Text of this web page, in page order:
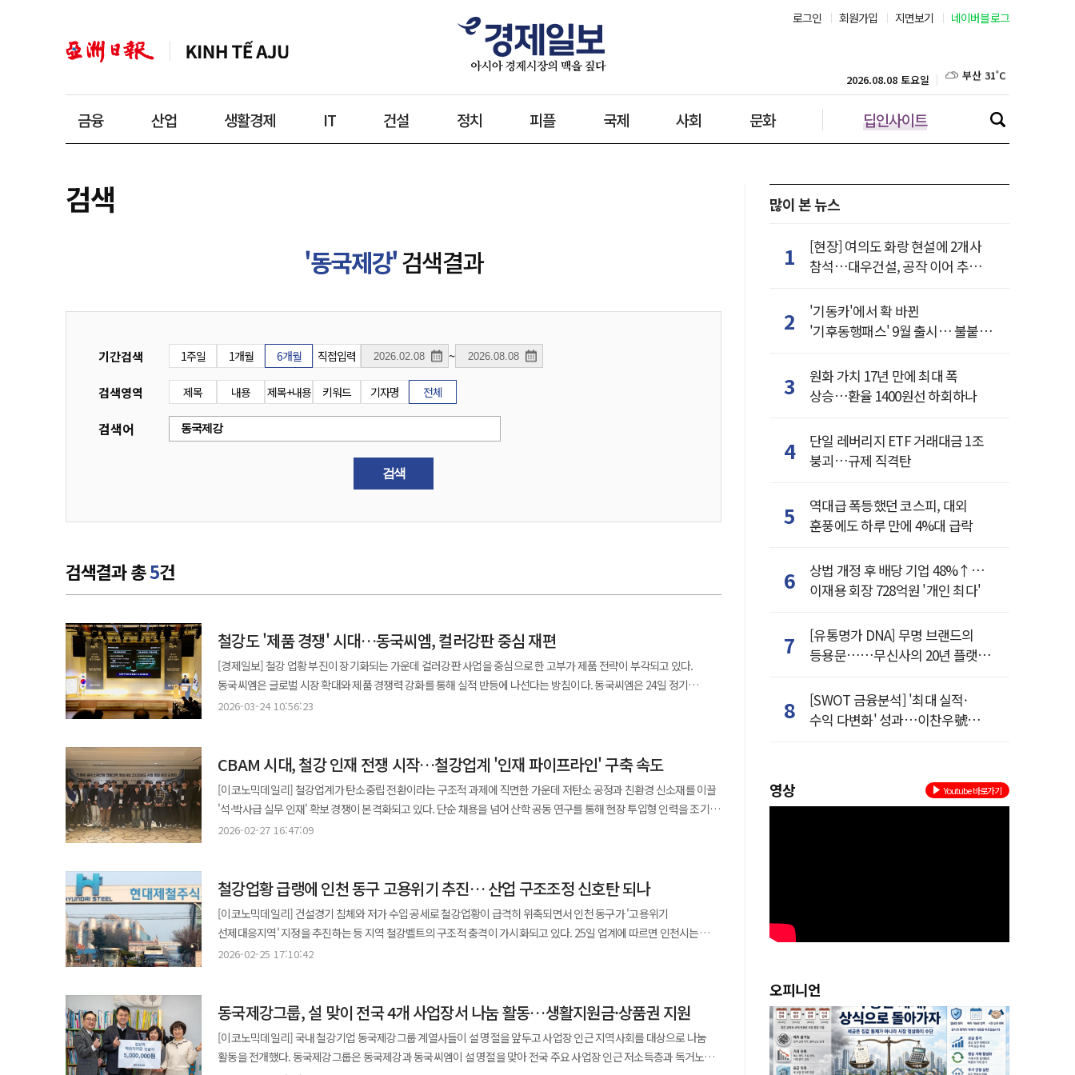
로그인 회원가입 지면보기 네이버블로그
금융 산업 생활경제 IT 건설 정치 피플 국제 사회 문화 딥인사이트
2026.08.08 토요일 대구 34˚C
인천 32˚C
울산 30˚C
검색
'동국제강'검색결과
기간검색 1주일 1개월 6개월 직접입력 ~
검색영역 제목 내용 제목+내용 키워드 기자명 전체
검색어
검색
검색결과 총5건
철강도 '제품 경쟁' 시대…동국씨엠, 컬러강판 중심 재편
[경제일보] 철강 업황 부진이 장기화되는 가운데 컬러강판 사업을 중심으로 한 고부가 제품 전략이 부각되고 있다.
동국씨엠은 글로벌 시장 확대와 제품 경쟁력 강화를 통해 실적 반등에 나선다는 방침이다. 동국씨엠은 24일 정기
주주총회를 열고 재무제표 승인과 사외이사 선임 등 주요 안건을 의결했다. 박상훈 대표는 주주 인사말에서 "통상
철강재 유입이 확대되면서 국내 철강사들의 수익성이 압박받는 상황이 이어지고 있다. 특히 컬러강판을 포함한 판재류
시장에서는 중국산 저가 제품 유입이 지속되면서 가격 경쟁이 한층 심화되고 있다. 글로벌 경기 둔화로 수요가 정체된
상황에서 공급은 늘어나면서 단순 물량 확대만으로는 수익성을 확보하기 어려운 구조가 형성되고 있기 때문이다. 이
같은 환경 속에서 철강사들은 범용 제품 중심의 가격 경쟁에서 벗어나 기능성과 디자인을 강화한 고부가 제품으로
전략을 전환하는 움직임을 보이고 있다. 컬러강판의 경우 건축용 외장재뿐 아니라 가전·자동차 등 다양한 산업에
분석이다. 이에 따라 판재류 시장은 '가격 경쟁'에서 '제품 경쟁'으로 무게 중심이 이동하는 흐름을 보이고 있다. 이 같은
환경 속에서 동국씨엠은 중장기 전략인 'DK 컬러 비전 2030'을 고도화하며 대응에 나섰다. 컬러강판 사업 경쟁력을
강화하는 동시에 글로벌 시장 확대를 통해 수익 구조를 개선하겠다는 전략이다. 동국씨엠은 유럽 지사에 이어 미국
휴스턴과 호주에 거점을 구축하며 해외 영업망을 확대하고 있다. 내수 의존도를 낮추고 성장성이 높은 해외 시장에서
업계에서는 철강 산업이 단순 범용 제품 중심에서 고부가 제품 중심으로 재편되고 있다는 분석이 나온다. 이에 따라
디자인과 기능성을 강화한 컬러강판과 같은 제품이 새로운 성장 영역으로 부상하고 있다. 동국씨엠은 실적 회복과 함께
주주가치 제고에도 나섰다. 회사는 주당 300원의 배당을 실시하고 향후 결산 배당 하한선을 설정하는 등 안정적 배당
2026-03-24 10:56:23
CBAM 시대, 철강 인재 전쟁 시작…철강업계 '인재 파이프라인' 구축 속도
[이코노믹데일리] 철강업계가 탄소중립 전환이라는 구조적 과제에 직면한 가운데 저탄소 공정과 친환경 신소재를 이끌
'석·박사급 실무 인재' 확보 경쟁이 본격화되고 있다. 단순 채용을 넘어 산학 공동 연구를 통해 현장 투입형 인력을 조기에
육성하려는 움직임이 뚜렷해지는 모습이다. 한국철강협회는 지난 26일 포항에서 '친환경 금속소재산업
산업의 저탄소 공정기술과 친환경 제품 개발을 담당할 석·박사급 R&D 인력 양성을 목표로 한다. 이번 행사에는 7개
참여 대학에서 선발된 대학원생 13명이 연구 성과를 발표했고 포스코·현대제철·동국제강·세아제강·고려제강 등 주요
철강기업 전문가들이 평가위원으로 참여했다. 단순 학술 발표를 넘어 기업 현직자들이 연구 계획 적정성, 산업 적용
가능성, 파급력 등을 기준으로 직접 피드백을 제공했다는 점이 특징이다. 철강업계가 이처럼 '현장 연계형 인재 육성'에
공을 들이는 배경에는 산업 구조 전환 압력이 자리한다. △유럽 탄소국경조정제도(CBAM) 시행 △글로벌 고객사의
공백이 기술 격차로 이어질 수 있다는 위기감도 적지 않다. 전통 제조업 이미지로 인해 우수 이공계 인재 유입이
상대적으로 둔화되는 가운데 저탄소·친환경 기술을 매개로 산업의 매력을 재정의해야 한다는 지적이 나온다. 산학
프로젝트를 통해 대학원 단계에서부터 산업 현장을 경험하게 하는 방식은 이러한 인식 전환의 일환으로 해석된다. 특히
2026-02-27 16:47:09
철강업황 급랭에 인천 동구 고용위기 추진… 산업 구조조정 신호탄 되나
[이코노믹데일리] 건설경기 침체와 저가 수입 공세로 철강업황이 급격히 위축되면서 인천 동구가 '고용위기
선제대응지역' 지정을 추진하는 등 지역 철강벨트의 구조적 충격이 가시화되고 있다. 25일 업계에 따르면 인천시는
현대제철, 동국제강 등 주요 제강사가 밀집한 동구를 고용위기 선제대응지역으로 지정해 달라고 고용노동부에
있다. 구조조정이 본격화되기 전 선제적으로 고용 충격을 완화하는 제도다. 이번 조치는 단순한 지역 현안을 넘어 국내
철강산업 전반의 업황 악화를 반영한다는 점에서 의미가 있다. 건설경기 침체로 철근 수요가 감소한 데다 △중국·
동남아산 저가 철강 유입 △산업용 전기요금 인상 △미국의 철강 관세 부과 등 대내외 악재가 겹쳤다. 지난해 3분기 기준
주요 철강제품 가동률은 전년 동기 대비 최대 23% 감소했고 인천 동구 1차 철강 제조업 피보험자 수는 6개월 연속
2026-02-25 17:10:42
동국제강그룹, 설 맞이 전국 4개 사업장서 나눔 활동…생활지원금·상품권 지원
[이코노믹데일리] 국내 철강기업 동국제강그룹 계열사들이 설 명절을 앞두고 사업장 인근 지역사회를 대상으로 나눔
활동을 전개했다. 동국제강그룹은 동국제강과 동국씨엠이 설 명절을 맞아 전국 주요 사업장 인근 저소득층과 독거노인,
많이 본 뉴스
1
[현장] 여의도 화랑 현설에 2개사
참석…대우건설, 공작 이어 추가
2
'기동카'에서 확 바뀐
'기후동행패스' 9월 출시… 불붙은
3
원화 가치 17년 만에 최대 폭
상승…환율 1400원선 하회하나
4
단일 레버리지 ETF 거래대금 1조
붕괴…규제 직격탄
5
역대급 폭등했던 코스피, 대외
훈풍에도 하루 만에 4%대 급락
6
상법 개정 후 배당 기업 48%↑…
이재용 회장 728억원 '개인 최다'
7
[유통명가 DNA] 무명 브랜드의
등용문……무신사의 20년 플랫폼
8
[SWOT 금융분석] '최대 실적·
수익 다변화' 성과…이찬우號
영상 Youtube 바로가기
오피니언